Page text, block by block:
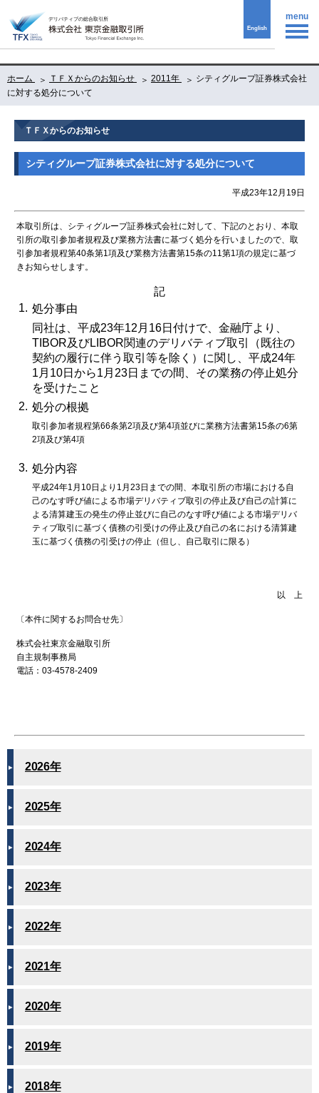
English
ホーム ＴＦＸからのお知らせ 2011年
シティグループ証券株式会社
に対する処分について
ＴＦＸからのお知らせ
シティグループ証券株式会社に対する処分について
平成23年12月19日
本取引所は、シティグループ証券株式会社に対して、下記のとおり、本取
引所の取引参加者規程及び業務方法書に基づく処分を行いましたので、取
引参加者規程第40条第1項及び業務方法書第15条の11第1項の規定に基づ
きお知らせします。
記
1. 処分事由
同社は、平成23年12月16日付けで、金融庁より、
TIBOR及びLIBOR関連のデリバティブ取引（既往の
契約の履行に伴う取引等を除く）に関し、平成24年
1月10日から1月23日までの間、その業務の停止処分
を受けたこと
2. 処分の根拠
取引参加者規程第66条第2項及び第4項並びに業務方法書第15条の6第
2項及び第4項
3. 処分内容
平成24年1月10日より1月23日までの間、本取引所の市場における自
己のなす呼び値による市場デリバティブ取引の停止及び自己の計算に
よる清算建玉の発生の停止並びに自己のなす呼び値による市場デリバ
ティブ取引に基づく債務の引受けの停止及び自己の名における清算建
玉に基づく債務の引受けの停止（但し、自己取引に限る）
以 上
〔本件に関するお問合せ先〕
株式会社東京金融取引所
自主規制事務局
電話：03-4578-2409
2026年
2025年
2024年
2023年
2022年
2021年
2020年
2019年
2018年
menu